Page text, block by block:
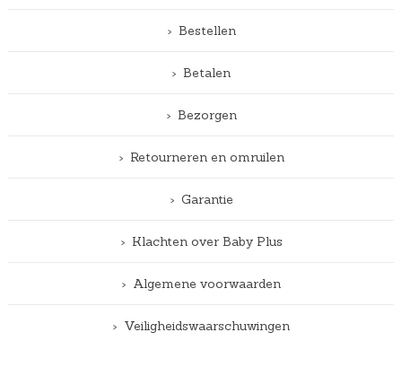
Bestellen
Betalen
Bezorgen
Retourneren en omruilen
Garantie
Klachten over Baby Plus
Algemene voorwaarden
Veiligheidswaarschuwingen